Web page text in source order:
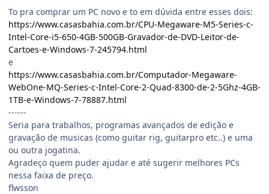
To pra comprar um PC novo e to em dúvida entre esses dois:
https://www.casasbahia.com.br/CPU-Megaware-M5-Series-c-
Intel-Core-i5-650-4GB-500GB-Gravador-de-DVD-Leitor-de-
Cartoes-e-Windows-7-245794.html
e
https://www.casasbahia.com.br/Computador-Megaware-
WebOne-MQ-Series-c-Intel-Core-2-Quad-8300-de-2-5Ghz-4GB-
1TB-e-Windows-7-78887.html
------
Seria para trabalhos, programas avançados de edição e
gravação de musicas (como guitar rig, guitarpro etc..) e uma
ou outra jogatina.
Agradeço quem puder ajudar e até sugerir melhores PCs
nessa faixa de preço.
flwsson